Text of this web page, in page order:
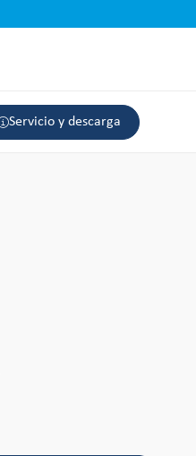
Servicio y descarga